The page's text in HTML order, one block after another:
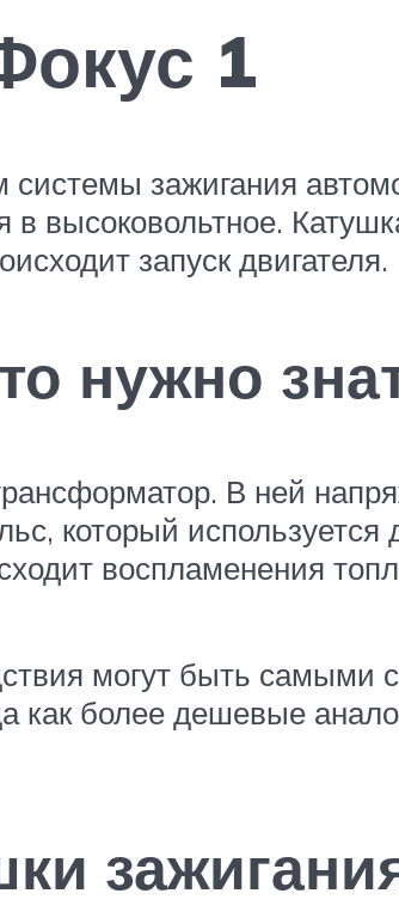
1
зажигания
в высоковольтное.
запуск двигателя.
нужно
В ней
который используется
воспламенения
могут быть самыми
как более дешевые